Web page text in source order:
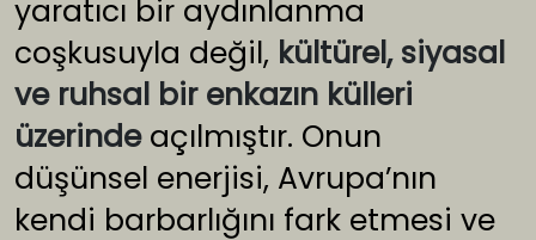
yaratıcı bir aydınlanma
coşkusuyla değil, kültürel, siyasal
ve ruhsal bir enkazın külleri
üzerindeaçılmıştır. Onun
düşünsel enerjisi, Avrupa’nın
kendi barbarlığını fark etmesi ve